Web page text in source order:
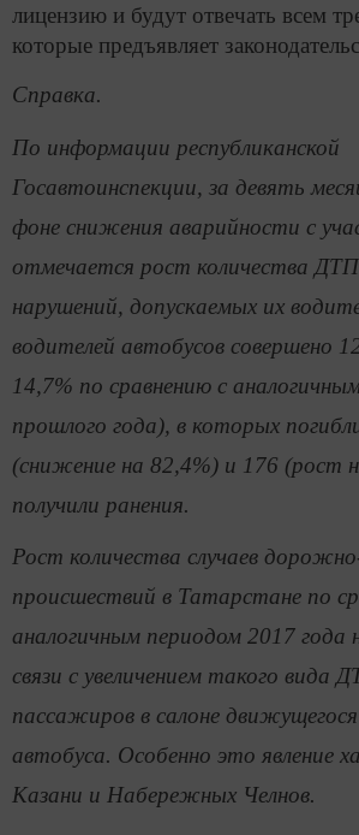
лицензию и будут отвечать всем
которые предъявляет
Справка.
По информации республиканской
Госавтоинспекции, за девять
фоне снижения аварийности с
отмечается рост количества ДТП
нарушений, допускаемых их
водителей автобусов совершено
14,7% по сравнению с
прошлого года), в которых
(снижение на 82,4%) и 176 (рост
получили ранения.
Рост количества случаев
происшествий в Татарстане по
аналогичным периодом 2017 года
связи с увеличением такого вида
пассажиров в салоне
автобуса. Особенно это явление
Казани и Набережных Челнов.